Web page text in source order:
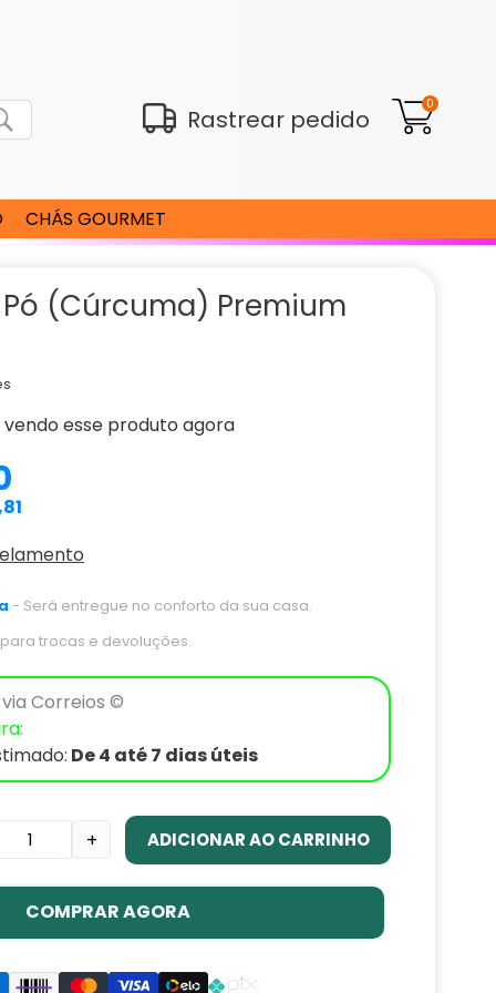
Rastrear pedido
0
CHÁS GOURMET
(Cúrcuma) Premium
vendo esse produto agora
- Será entregue no conforto da sua casa.
trocas e devoluções.
Correios ©
De 4 até 7 dias úteis
+ ADICIONAR AO CARRINHO
COMPRAR AGORA